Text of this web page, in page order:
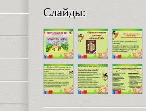
Слайды: